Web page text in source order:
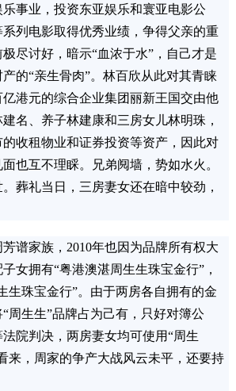
事业，投资东亚娱乐和寰亚电影公
列电影取得优秀业绩，争得父亲的重
尽讨好，暗示“血浓于水”，自己才是
的“亲生骨肉”。林百欣从此对其青睐
港元的综合企业集团丽新王国交由他
名、养子林建康和三房女儿林明珠，
收租物业和证券投资等资产，因此对
也互不理睬。兄弟阋墙，势如水火。
葬礼当日，三房妻女还在暗中较劲，
谱家族，2010年也因为品牌所有权大
女拥有“粤港澳湛周生生珠宝金行”，
生珠宝金行”。由于两房各自拥有的金
周生生”品牌占为己有，只好对簿公
院判决，两房妻女均可使用“周生
来，周家的争产大战风云未平，还要持